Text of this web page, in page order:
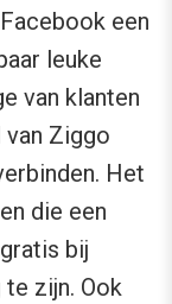
een
leuke
van klanten
van Ziggo
Het
die een
bij
zijn. Ook